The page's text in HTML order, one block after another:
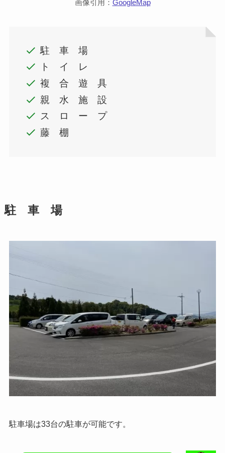
画像引用： GoogleMap
駐 車 場
ト イ レ
複 合 遊 具
親 水 施 設
ス ロ ー プ
藤 棚
駐 車 場
駐車場は33台の駐車が可能です。